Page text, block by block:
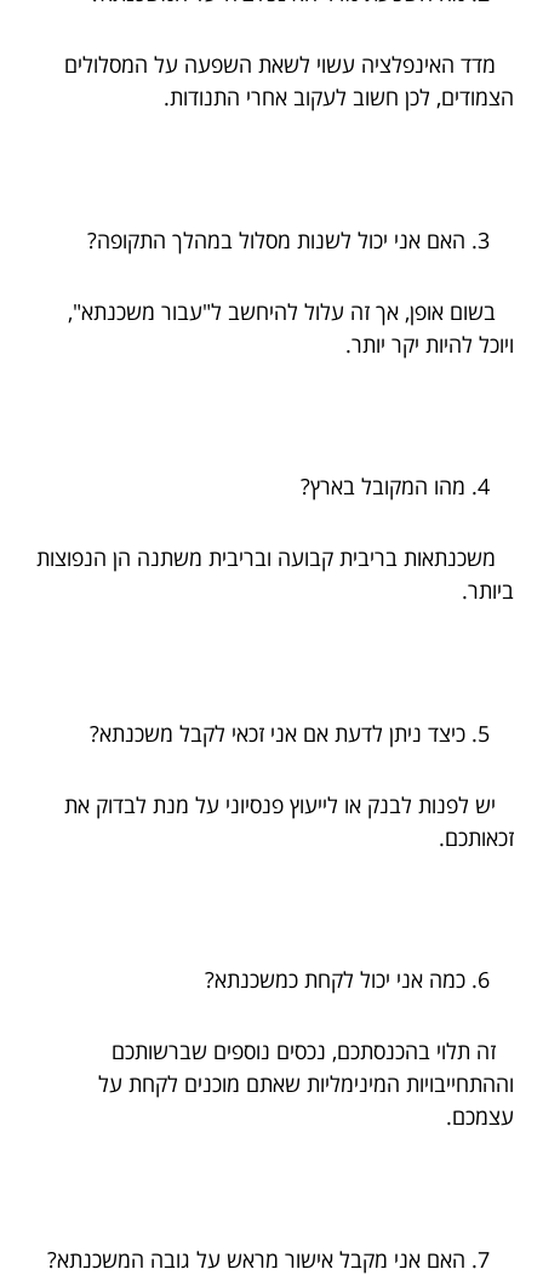
מדד האינפלציה עשוי לשאת השפעה על המסלולים
הצמודים, לכן חשוב לעקוב אחרי התנודות.
האם אני יכול לשנות מסלול במהלך התקופה?
בשום אופן, אך זה עלול להיחשב ל"עבור משכנתא",
ויוכל להיות יקר יותר.
מהו המקובל בארץ?
משכנתאות בריבית קבועה ובריבית משתנה הן הנפוצות
ביותר.
כיצד ניתן לדעת אם אני זכאי לקבל משכנתא?
יש לפנות לבנק או לייעוץ פנסיוני על מנת לבדוק את
זכאותכם.
כמה אני יכול לקחת כמשכנתא?
זה תלוי בהכנסתכם, נכסים נוספים שברשותכם
וההתחייבויות המינימליות שאתם מוכנים לקחת על
עצמכם.
האם אני מקבל אישור מראש על גובה המשכנתא?